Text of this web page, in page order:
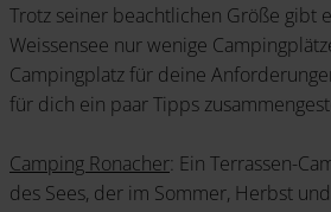
Trotz seiner beachtlichen Größe gibt
Weissensee nur wenige
Campingplatz für deine
für dich ein paar Tipps
Camping Ronacher: Ein Terrassen-
des Sees, der im Sommer, Herbst